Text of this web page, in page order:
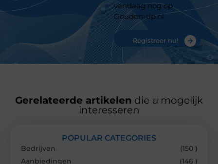
vandaag nog op
Gouden-tip.nl
Registreer nu!
Gerelateerde artikelen die u mogelijk
interesseren
POPULAR CATEGORIES
Bedrijven
(150 )
Aanbiedingen
(146 )